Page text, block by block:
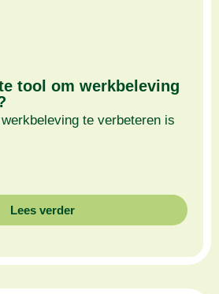
tool om werkbeleving
te verbeteren is
Lees verder